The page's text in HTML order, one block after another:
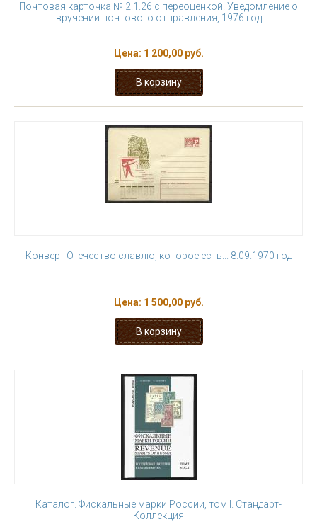
Почтовая карточка № 2.1.26 с переоценкой. Уведомление о
вручении почтового отправления, 1976 год
Цена: 1 200,00 руб.
Конверт Отечество славлю, которое есть... 8.09.1970 год
Цена: 1 500,00 руб.
Каталог. Фискальные марки России, том I. Стандарт-
Коллекция